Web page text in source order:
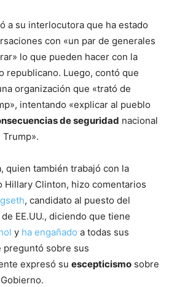
a su interlocutora que ha estado
con «un par de generales
lo que pueden hacer con la
republicano. Luego, contó que
organización que «trató de
intentando «explicar al pueblo
de seguridad nacional
quien también trabajó con la
Hillary Clinton, hizo comentarios
, candidato al puesto del
EE.UU., diciendo que tiene
y ha engañado a todas sus
preguntó sobre sus
expresó su escepticismo sobre